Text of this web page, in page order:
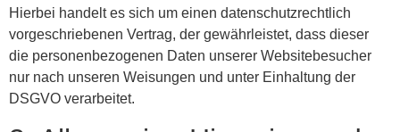
Hierbei handelt es sich um einen datenschutzrechtlich
vorgeschriebenen Vertrag, der gewährleistet, dass dieser
die personenbezogenen Daten unserer Websitebesucher
nur nach unseren Weisungen und unter Einhaltung der
DSGVO verarbeitet.